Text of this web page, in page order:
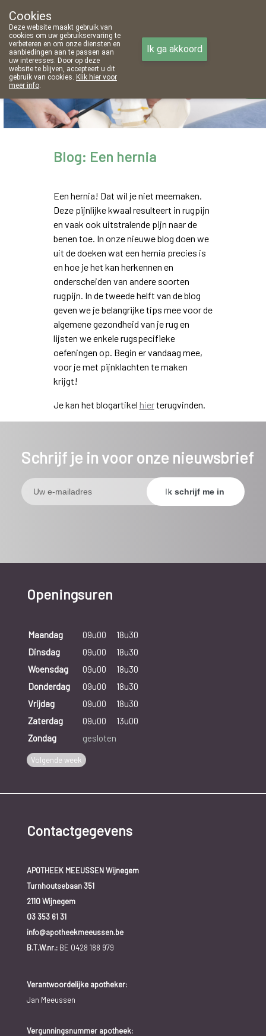
03 353 61 31
Vandaag
Blog: Een hernia
Een hernia! Dat wil je niet meemaken.
Deze pijnlijke kwaal resulteert in rugpijn
en vaak ook uitstralende pijn naar de
benen toe. In onze nieuwe blog doen we
uit de doeken wat een hernia precies is
en hoe je het kan herkennen en
onderscheiden van andere soorten
rugpijn. In de tweede helft van de blog
geven we je belangrijke tips mee voor de
algemene gezondheid van je rug en
lijsten we enkele rugspecifieke
oefeningen op. Begin er vandaag mee,
voor je met pijnklachten te maken
krijgt!
Je kan het blogartikel hierterugvinden.
Schrijf je in voor onze nieuwsbrief
Openingsuren
Maandag 09u00
18u30
Dinsdag
09u00
18u30
Woensdag
09u00
18u30
Donderdag
09u00
18u30
Vrijdag
09u00
18u30
Zaterdag
09u00
13u00
Zondag
gesloten
Volgende week
Contactgegevens
APOTHEEK MEEUSSEN Wijnegem
Turnhoutsebaan 351
2110 Wijnegem
03 353 61 31
info@apotheekmeeussen.be
B.T.W.nr.:BE 0428 188 979
Verantwoordelijke apotheker:
Jan Meeussen
Vergunningsnummer apotheek:
Cookies
Deze website maakt gebruik van
cookies om uw gebruikservaring te
verbeteren en om onze diensten en
aanbiedingen aan te passen aan
uw interesses. Door op deze
website te blijven, accepteert u dit
gebruik van cookies. Klik hier voor
meer info.
Ik ga akkoord